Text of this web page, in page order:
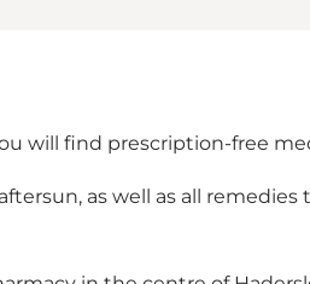
will find prescription-free
as well as all